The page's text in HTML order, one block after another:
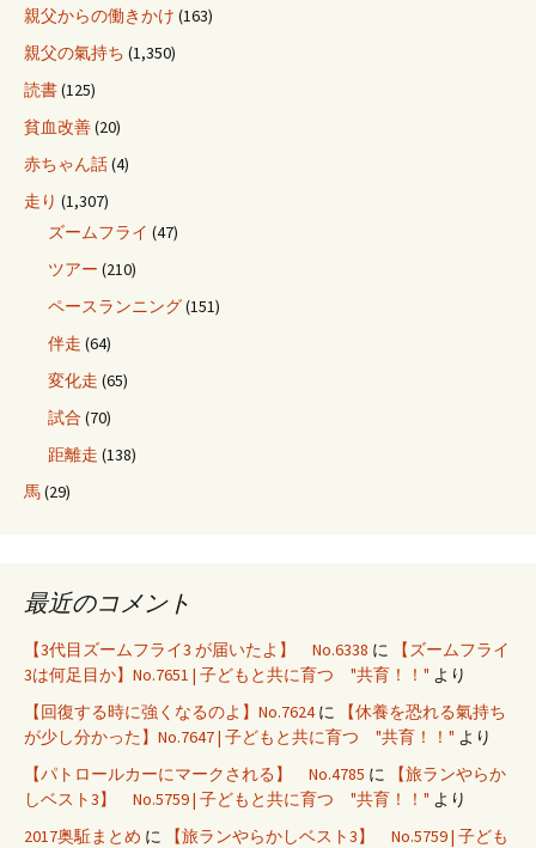
親父からの働きかけ (163)
親父の氣持ち (1,350)
読書(125)
貧血改善(20)
赤ちゃん話(4)
走り (1,307)
ズームフライ (47)
ツアー (210)
ペースランニング(151)
伴走 (64)
変化走 (65)
試合 (70)
距離走 (138)
馬(29)
最近のコメント
【3代目ズームフライ3 が届いたよ】 No.6338 に
【ズームフライ
3は何足目か】No.7651 | 子どもと共に育つ "共育！！" より
【回復する時に強くなるのよ】No.7624に
【休養を恐れる氣持ち
が少し分かった】No.7647 | 子どもと共に育つ "共育！！" より
【パトロールカーにマークされる】 No.4785 に
【旅ランやらか
しベスト3】 No.5759 | 子どもと共に育つ "共育！！" より
2017奥駈まとめ に
【旅ランやらかしベスト3】 No.5759 | 子ども